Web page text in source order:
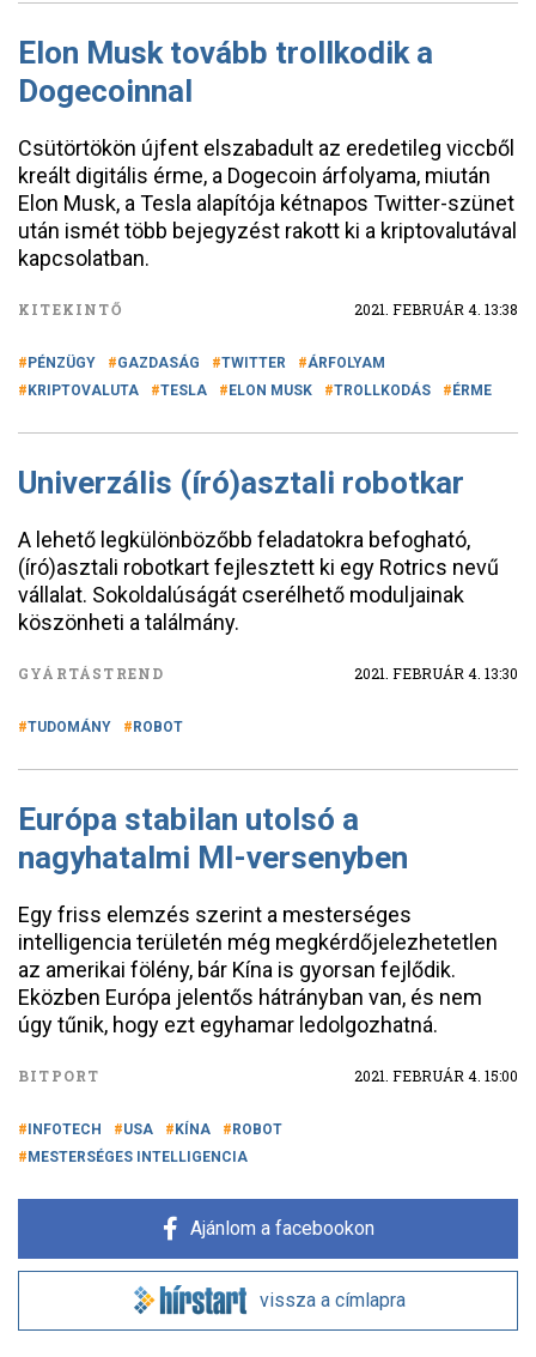
Elon Musk tovább trollkodik a
Dogecoinnal
Csütörtökön újfent elszabadult az eredetileg viccből
kreált digitális érme, a Dogecoin árfolyama, miután
Elon Musk, a Tesla alapítója kétnapos Twitter-szünet
után ismét több bejegyzést rakott ki a kriptovalutával
kapcsolatban.
KITEKINTŐ 2021. FEBRUÁR 4. 13:38
PÉNZÜGY GAZDASÁG TWITTER
ÁRFOLYAM
KRIPTOVALUTA
TESLA ELON MUSK TROLLKODÁS ÉRME
Univerzális (író)asztali robotkar
A lehető legkülönbözőbb feladatokra befogható,
(író)asztali robotkart fejlesztett ki egy Rotrics nevű
vállalat. Sokoldalúságát cserélhető moduljainak
köszönheti a találmány.
GYÁRTÁSTREND 2021. FEBRUÁR 4. 13:30
TUDOMÁNY ROBOT
Európa stabilan utolsó a
nagyhatalmi MI-versenyben
Egy friss elemzés szerint a mesterséges
intelligencia területén még megkérdőjelezhetetlen
az amerikai fölény, bár Kína is gyorsan fejlődik.
Eközben Európa jelentős hátrányban van, és nem
úgy tűnik, hogy ezt egyhamar ledolgozhatná.
BITPORT 2021. FEBRUÁR 4. 15:00
INFOTECH USA KÍNA
ROBOT
MESTERSÉGES INTELLIGENCIA
Ajánlom a facebookon
vissza a címlapra